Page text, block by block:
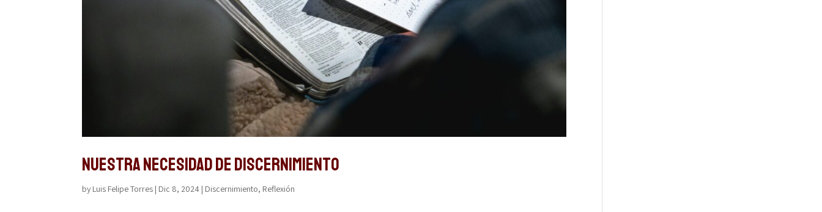
Nuestra necesidad de discernimiento
by Luis Felipe Torres | Dic 8, 2024 | Discernimiento, Reflexión